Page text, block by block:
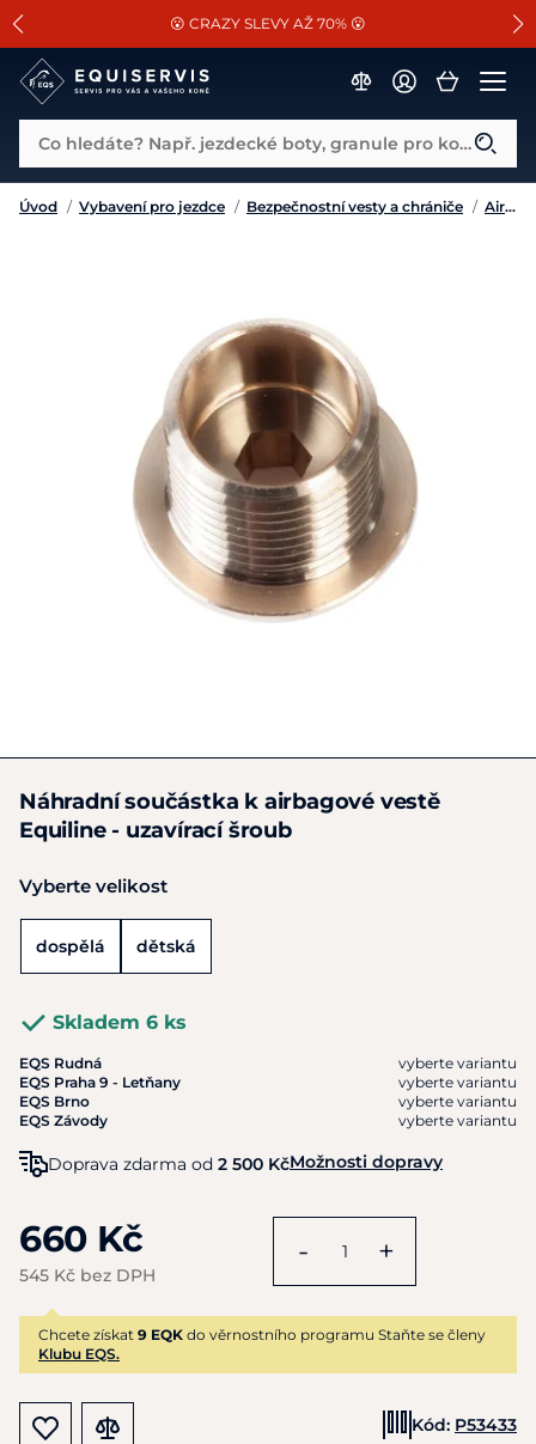
SLEVA 13% na vše od Cassini!
😮 CRAZY SLEVY AŽ 70% 😮
📐Pasování a doplňky k vybraným sedlům ZDARMA 🐴
Co hledáte? Např. jezdecké boty, granule pro koně...
Úvod / Vybavení pro jezdce / Bezpečnostní vesty a chrániče / Airbagové vesty
Náhradní součástka k airbagové vestě
Equiline - uzavírací šroub
Vyberte velikost
dospělá dětská
Skladem 6 ks
EQS Rudná
vyberte variantu
EQS Praha 9 - Letňany
vyberte variantu
EQS Brno
vyberte variantu
EQS Závody
vyberte variantu
Doprava zdarma od 2 500 KčMožnosti dopravy
660 Kč
545 Kč bez DPH
- +
Chcete získat 9 EQK do věrnostního programu Staňte se členy
Klubu EQS.
Kód: P53433